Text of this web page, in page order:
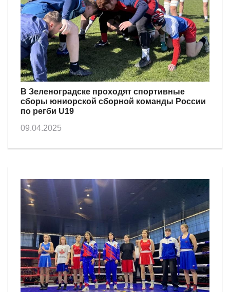
В Зеленоградске проходят спортивные
сборы юниорской сборной команды России
по регби U19
09.04.2025